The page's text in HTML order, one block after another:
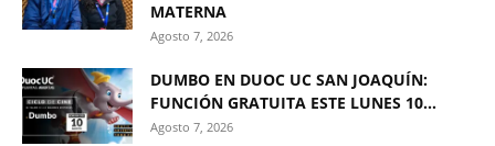
MATERNA
Agosto 7, 2026
DUMBO EN DUOC UC SAN JOAQUÍN:
FUNCIÓN GRATUITA ESTE LUNES 10...
Agosto 7, 2026